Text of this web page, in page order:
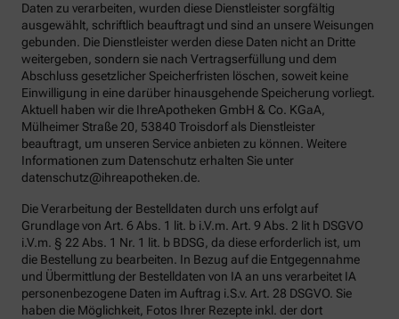
Daten zu verarbeiten, wurden diese Dienstleister sorgfältig
ausgewählt, schriftlich beauftragt und sind an unsere Weisungen
gebunden. Die Dienstleister werden diese Daten nicht an Dritte
weitergeben, sondern sie nach Vertragserfüllung und dem
Abschluss gesetzlicher Speicherfristen löschen, soweit keine
Einwilligung in eine darüber hinausgehende Speicherung vorliegt.
Aktuell haben wir die IhreApotheken GmbH & Co. KGaA,
Mülheimer Straße 20, 53840 Troisdorf als Dienstleister
beauftragt, um unseren Service anbieten zu können. Weitere
Informationen zum Datenschutz erhalten Sie unter
datenschutz@ihreapotheken.de.
Die Verarbeitung der Bestelldaten durch uns erfolgt auf
Grundlage von Art. 6 Abs. 1 lit. b i.V.m. Art. 9 Abs. 2 lit h DSGVO
i.V.m. § 22 Abs. 1 Nr. 1 lit. b BDSG, da diese erforderlich ist, um
die Bestellung zu bearbeiten. In Bezug auf die Entgegennahme
und Übermittlung der Bestelldaten von IA an uns verarbeitet IA
personenbezogene Daten im Auftrag i.S.v. Art. 28 DSGVO. Sie
haben die Möglichkeit, Fotos Ihrer Rezepte inkl. der dort